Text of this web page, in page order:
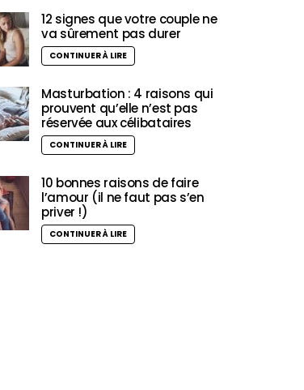
12 signes que votre couple ne
va sûrement pas durer
CONTINUER À LIRE
Masturbation : 4 raisons qui
prouvent qu’elle n’est pas
réservée aux célibataires
CONTINUER À LIRE
10 bonnes raisons de faire
l’amour (il ne faut pas s’en
priver !)
CONTINUER À LIRE